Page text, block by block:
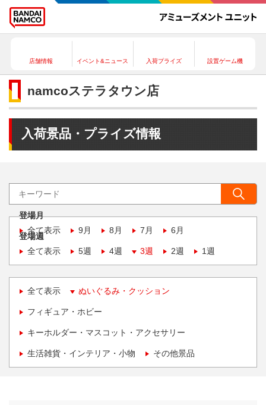
店舗情報 イベント&ニュース 入荷プライズ 設置ゲーム機
namcoステラタウン店
入荷景品・プライズ情報
登場月
全て表示
9月 8月 7月 6月
登場週
全て表示
5週 4週 3週 2週 1週
全て表示 ぬいぐるみ・クッション
フィギュア・ホビー
キーホルダー・マスコット・アクセサリー
生活雑貨・インテリア・小物 その他景品